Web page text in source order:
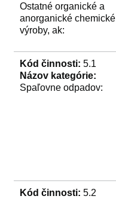
Ostatné organické a
anorganické chemické
výroby, ak:
Kód činnosti: 5.1
Názov kategórie:
Spaľovne odpadov:
Kód činnosti: 5.2